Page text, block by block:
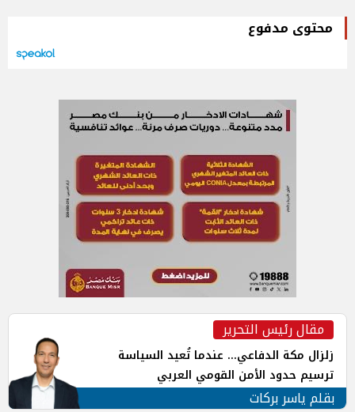
محتوى مدفوع
مقال رئيس التحرير
زلزال مكة الدفاعي... عندما تُعيد السياسة
ترسيم حدود الأمن القومي العربي
بقلم ياسر بركات